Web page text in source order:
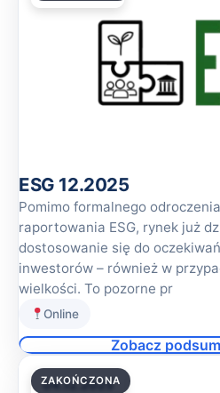
ESG 12.2025
Pomimo formalnego
raportowania ESG, rynek już
dostosowanie się do
inwestorów – również w
wielkości. To pozorne pr
Online
Zobacz
04.12.2025
ZAKOŃCZONA